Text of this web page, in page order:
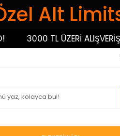
Alt
3000 TL ÜZERİ